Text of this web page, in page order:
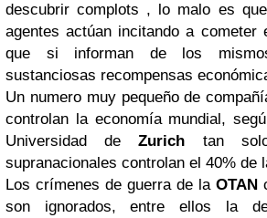
descubrir complots , lo malo es
agentes actúan incitando a cometer
que si informan de los
sustanciosas recompensas
Un numero muy pequeño de
controlan la economía mundial,
Universidad deZurich tan
supranacionales controlan el 40% de
Los crímenes de guerra de la OTAN
son ignorados, entre ellos la